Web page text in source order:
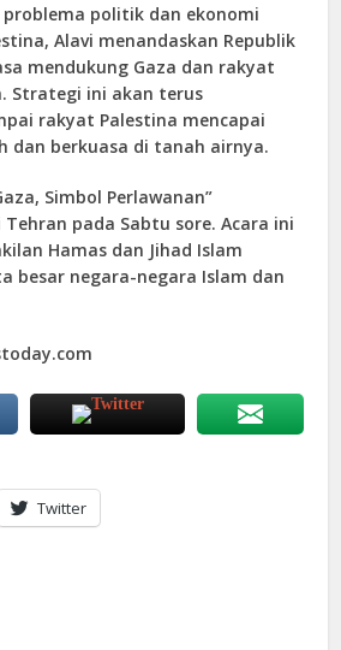
problema politik dan ekonomi
Alavi menandaskan Republik
mendukung Gaza dan rakyat
Strategi ini akan terus
rakyat Palestina mencapai
dan berkuasa di tanah airnya.
Simbol Perlawanan”
pada Sabtu sore. Acara ini
Hamas dan Jihad Islam
besar negara-negara Islam dan
Twitter